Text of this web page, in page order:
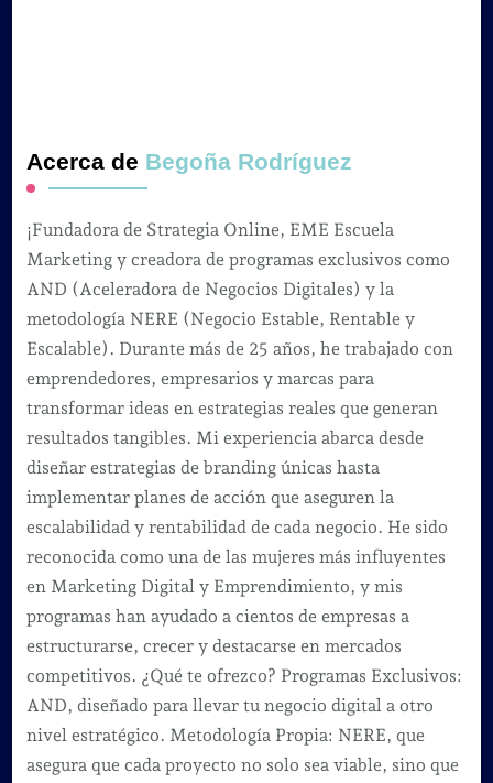
Acerca de Begoña Rodríguez
¡Fundadora de Strategia Online, EME Escuela
Marketing y creadora de programas exclusivos como
AND (Aceleradora de Negocios Digitales) y la
metodología NERE (Negocio Estable, Rentable y
Escalable). Durante más de 25 años, he trabajado con
emprendedores, empresarios y marcas para
transformar ideas en estrategias reales que generan
resultados tangibles. Mi experiencia abarca desde
diseñar estrategias de branding únicas hasta
implementar planes de acción que aseguren la
escalabilidad y rentabilidad de cada negocio. He sido
reconocida como una de las mujeres más influyentes
en Marketing Digital y Emprendimiento, y mis
programas han ayudado a cientos de empresas a
estructurarse, crecer y destacarse en mercados
competitivos. ¿Qué te ofrezco? Programas Exclusivos:
AND, diseñado para llevar tu negocio digital a otro
nivel estratégico. Metodología Propia: NERE, que
asegura que cada proyecto no solo sea viable, sino que